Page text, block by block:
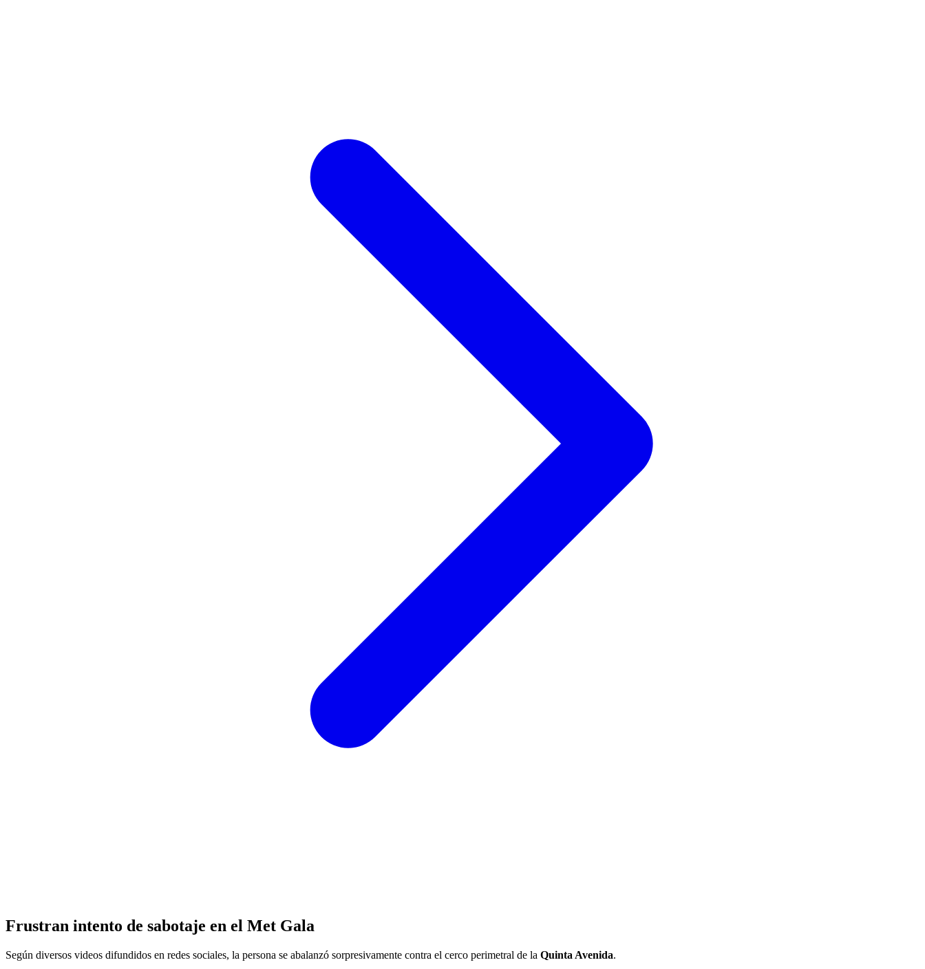
Frustran intento de sabotaje en el Met Gala
Según diversos videos difundidos en redes sociales, la persona se abalanzó sorpresivamente contra el cerco perimetral de la Quinta Avenida.